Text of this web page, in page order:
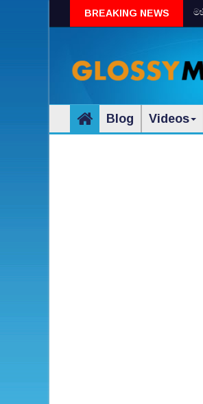
BREAKING NEWS
Blog Videos